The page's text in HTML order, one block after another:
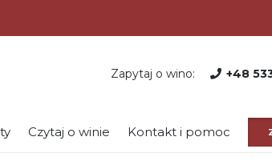
Zapytaj o wino: +48
Czytaj o winie Kontakt i pomoc